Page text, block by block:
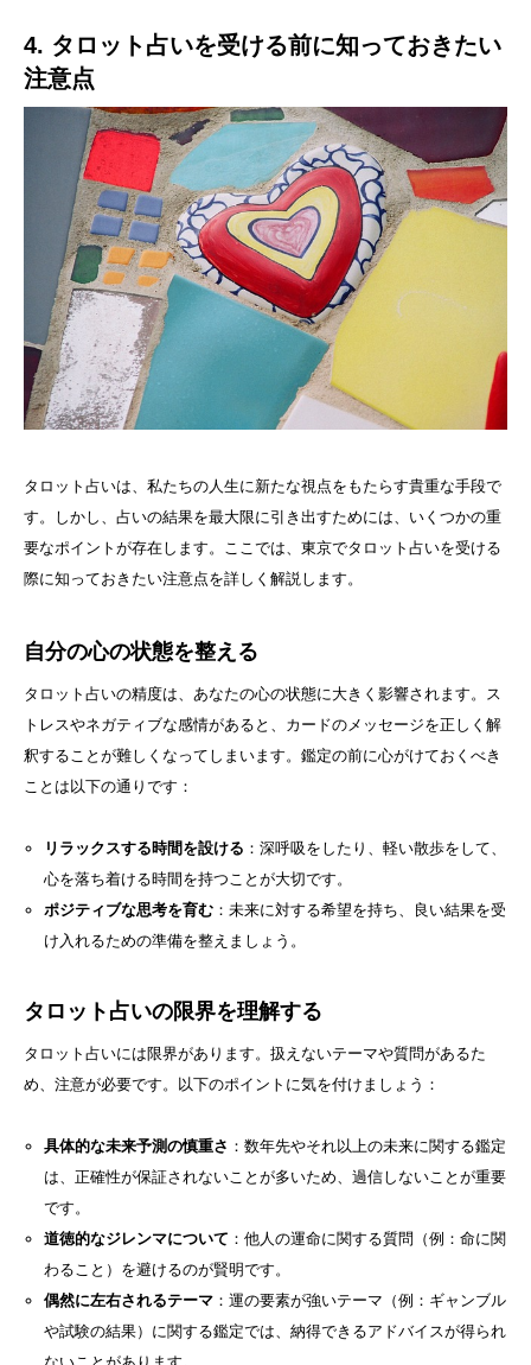
4. タロット占いを受ける前に知っておきたい
注意点
タロット占いは、私たちの人生に新たな視点をもたらす貴重な手段で
す。しかし、占いの結果を最大限に引き出すためには、いくつかの重
要なポイントが存在します。ここでは、東京でタロット占いを受ける
際に知っておきたい注意点を詳しく解説します。
自分の心の状態を整える
タロット占いの精度は、あなたの心の状態に大きく影響されます。ス
トレスやネガティブな感情があると、カードのメッセージを正しく解
釈することが難しくなってしまいます。鑑定の前に心がけておくべき
ことは以下の通りです：
リラックスする時間を設ける ：深呼吸をしたり、軽い散歩をして、
心を落ち着ける時間を持つことが大切です。
ポジティブな思考を育む：未来に対する希望を持ち、良い結果を受
け入れるための準備を整えましょう。
タロット占いの限界を理解する
タロット占いには限界があります。扱えないテーマや質問があるた
め、注意が必要です。以下のポイントに気を付けましょう：
具体的な未来予測の慎重さ ：数年先やそれ以上の未来に関する鑑定
は、正確性が保証されないことが多いため、過信しないことが重要
です。
道徳的なジレンマについて ：他人の運命に関する質問（例：命に関
わること）を避けるのが賢明です。
偶然に左右されるテーマ：運の要素が強いテーマ（例：ギャンブル
や試験の結果）に関する鑑定では、納得できるアドバイスが得られ